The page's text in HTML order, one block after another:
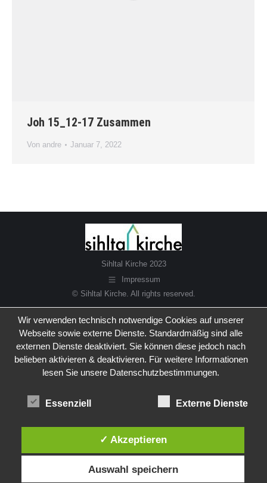
Joh 15_12-17 Zusammen
Von andre Januar 7, 2022
Sihltal Kirche 2023
Impressum
© Sihltal Kirche. All rights reserved.
Wir verwenden technisch notwendige Cookies auf unserer
Webseite sowie externe Dienste. Standardmäßig sind alle
externen Dienste deaktiviert. Sie können diese jedoch nach
belieben aktivieren & deaktivieren. Für weitere Informationen
lesen Sie unsere Datenschutzbestimmungen.
Essenziell Externe Dienste
✓ Akzeptieren
Auswahl speichern